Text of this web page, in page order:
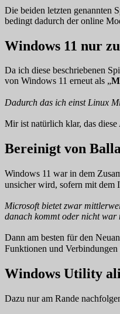
Die beiden letzten genannten
bedingt dadurch der online
Windows 11 nur
Da ich diese beschriebenen
von Windows 11 erneut als „
Dadurch das ich einst Linux
Mir ist natürlich klar, das
Bereinigt von
Windows 11 war in dem
unsicher wird, sofern mit dem
Microsoft bietet zwar
danach kommt oder nicht war
Dann am besten für den
Funktionen und
Windows Utility
Dazu nur am Rande